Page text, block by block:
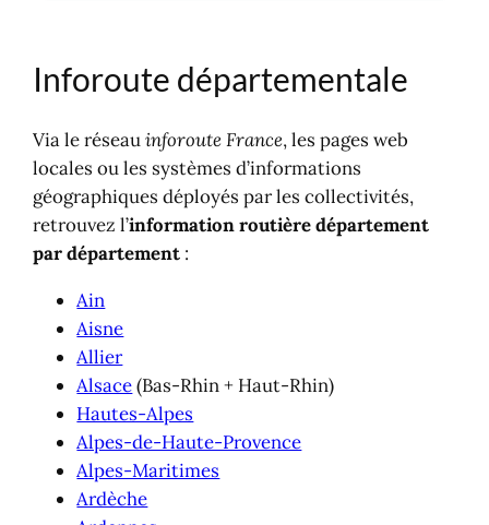
Inforoute départementale
Via le réseauinforoute France, les pages web
locales ou les systèmes d’informations
géographiques déployés par les collectivités,
retrouvez l’information routière département
par département :
Ain
Aisne
Allier
Alsace(Bas-Rhin + Haut-Rhin)
Hautes-Alpes
Alpes-de-Haute-Provence
Alpes-Maritimes
Ardèche